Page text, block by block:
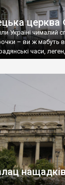
Україні чималий
– ви ж мабуть
часи,